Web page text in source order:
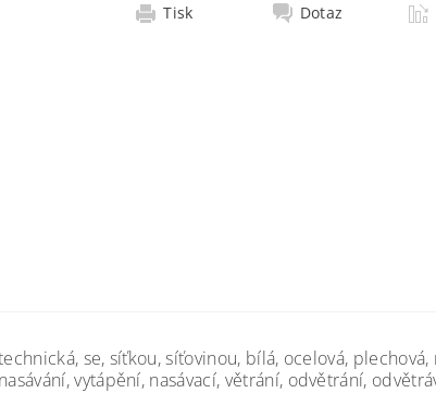
Tisk
Dotaz
se, síťkou, síťovinou, bílá, ocelová, plechová,
vytápění, nasávací, větrání, odvětrání,